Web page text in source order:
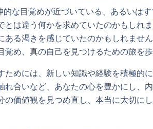
的な目覚めが近づいている、あるいは
とは違う何かを求めていたのかもしれ
ある渇きを感じていたのかもしれませ
覚め、真の自己を見つけるための旅を
ためには、新しい知識や経験を積極的
れ合いなど、あなたの心を豊かにし、
の価値観を見つめ直し、本当に大切に